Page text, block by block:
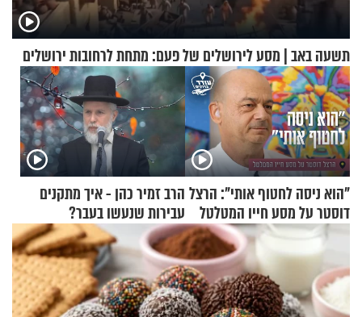
תשעה באב | מסע לירושלים של פעם: מתחת לרחובות ירושלים
"הוא ניסה לחטוף אותי": הרצל
דוסטר על מסע חייו המטלטל
הרב זמיר כהן - איך מתקנים
עבירות שנעשו בעבר?